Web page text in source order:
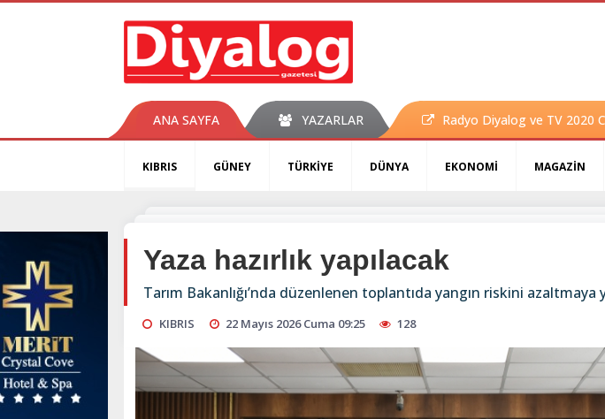
ANA SAYFA YAZARLAR Radyo Diyalog ve TV 2020
KIBRIS GÜNEY TÜRKİYE DÜNYA EKONOMİ MAGAZİN
Yaza hazırlık yapılacak
Tarım Bakanlığı’nda düzenlenen toplantıda yangın riskini azaltmaya
KIBRIS 22 Mayıs 2026 Cuma 09:25 128